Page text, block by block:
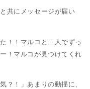
共にメッセージが届い
！！マルコと二人でずっ
！マルコが見つけてくれ
？！」あまりの動揺に、